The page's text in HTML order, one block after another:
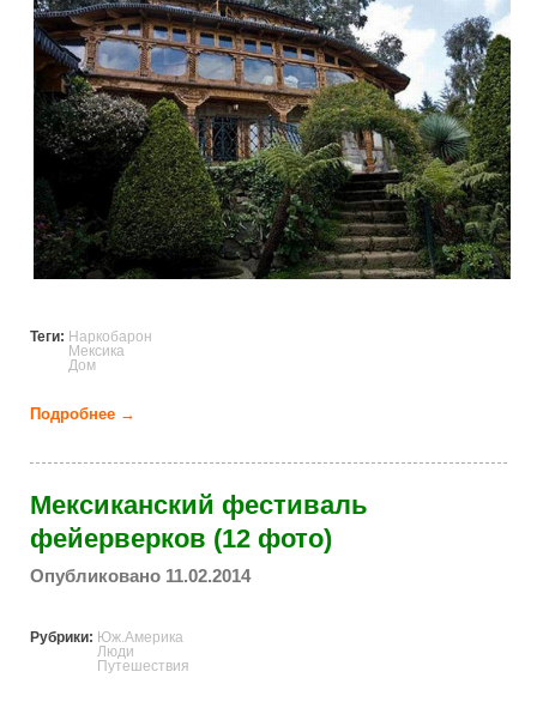
Теги: Наркобарон
Мексика
Дом
Подробнее →
Мексиканский фестиваль
фейерверков (12 фото)
Опубликовано 11.02.2014
Рубрики: Юж.Америка
Люди
Путешествия